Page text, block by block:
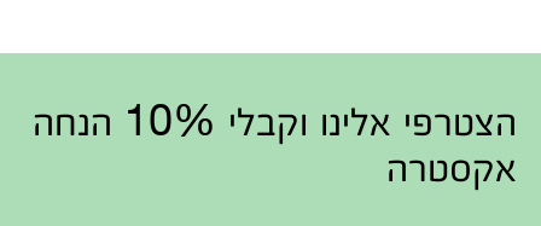
הצטרפי אלינו וקבלי 10% הנחה
אקסטרה